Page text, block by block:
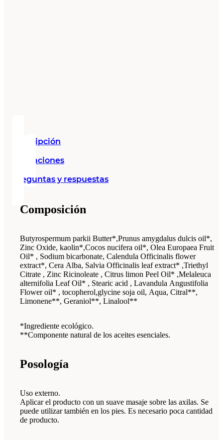
Descripción
Valoraciones
Preguntas y respuestas
Composición
Butyrospermum parkii Butter*,Prunus amygdalus dulcis oil*,
Zinc Oxide, kaolin*,Cocos nucifera oil*, Olea Europaea Fruit
Oil* , Sodium bicarbonate, Calendula Officinalis flower
extract*, Cera Alba, Salvia Officinalis leaf extract* ,Triethyl
Citrate , Zinc Ricinoleate , Citrus limon Peel Oil* ,Melaleuca
alternifolia Leaf Oil* , Stearic acid , Lavandula Angustifolia
Flower oil* , tocopherol,glycine soja oil, Aqua, Citral**,
Limonene**, Geraniol**, Linalool**
*Ingrediente ecológico.
**Componente natural de los aceites esenciales.
Posología
Uso externo.
Aplicar el producto con un suave masaje sobre las axilas. Se
puede utilizar también en los pies. Es necesario poca cantidad
de producto.